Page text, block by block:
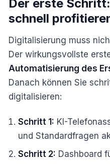
Der erste
schnell
Digitalisierung muss
Der wirkungsvollste
Automatisierung des
Danach können Sie
digitalisieren:
Schritt 1: KI-
und Standardfragen
Schritt 2: Dashboard